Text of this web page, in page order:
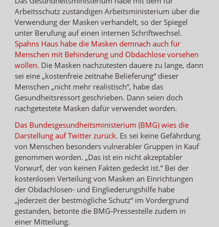
Arbeitsschutz zuständigen Arbeitsministerium über die
Verwendung der Masken verhandelt, so der Spiegel
unter Berufung auf einen internen Schriftwechsel.
Spahns Haus habe die Masken demnach auch für
Menschen mit Behinderung und Obdachlose vorsehen
wollen. Die Masken nachzutesten dauere zu lange, dann
sei eine „kostenfreie zeitnahe Belieferung“ dieser
Menschen „nicht mehr realistisch“, habe das
Gesundheitsressort geschrieben. Dann seien doch
nachgetestete Masken dafür verwendet worden.
Das Bundesgesundheitsministerium (BMG) wies die
Darstellung auf Twitter zurück. Es sei keine Gefährdung
von Menschen besonders vulnerabler Gruppen in Kauf
genommen worden. „Das ist ein nicht akzeptabler
Vorwurf, der von keinen Fakten gedeckt ist.“ Bei der
kostenlosen Verteilung von Masken an Einrichtungen
der Obdachlosen- und Eingliederungshilfe habe
„jederzeit der bestmögliche Schutz“ im Vordergrund
gestanden, betonte die BMG-Pressestelle zudem in
einer Mitteilung.